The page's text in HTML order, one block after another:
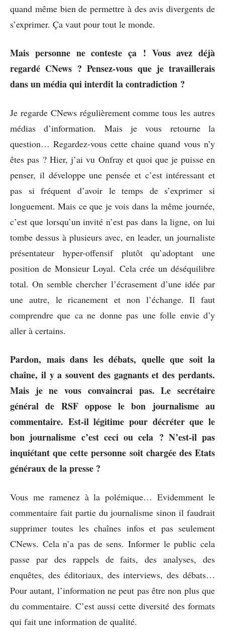
quand même bien de permettre à des avis divergents de
s’exprimer. Ça vaut pour tout le monde.
Mais personne ne conteste ça ! Vous avez déjà
regardé CNews ? Pensez-vous que je travaillerais
dans un média qui interdit la contradiction ?
Je regarde CNews régulièrement comme tous les autres
médias d’information. Mais je vous retourne la
question… Regardez-vous cette chaine quand vous n’y
êtes pas ? Hier, j’ai vu Onfray et quoi que je puisse en
penser, il développe une pensée et c’est intéressant et
pas si fréquent d’avoir le temps de s’exprimer si
longuement. Mais ce que je vois dans la même journée,
c’est que lorsqu’un invité n’est pas dans la ligne, on lui
tombe dessus à plusieurs avec, en leader, un journaliste
présentateur hyper-offensif plutôt qu’adoptant une
position de Monsieur Loyal. Cela crée un déséquilibre
total. On semble chercher l’écrasement d’une idée par
une autre, le ricanement et non l’échange. Il faut
comprendre que ca ne donne pas une folle envie d’y
aller à certains.
Pardon, mais dans les débats, quelle que soit la
chaîne, il y a souvent des gagnants et des perdants.
Mais je ne vous convaincrai pas. Le secrétaire
général de RSF oppose le bon journalisme au
commentaire. Est-il légitime pour décréter que le
bon journalisme c’est ceci ou cela ? N’est-il pas
inquiétant que cette personne soit chargée des Etats
généraux de la presse ?
Vous me ramenez à la polémique… Evidemment le
commentaire fait partie du journalisme sinon il faudrait
supprimer toutes les chaînes infos et pas seulement
CNews. Cela n’a pas de sens. Informer le public cela
passe par des rappels de faits, des analyses, des
enquêtes, des éditoriaux, des interviews, des débats…
Pour autant, l’information ne peut pas être non plus que
du commentaire. C’est aussi cette diversité des formats
qui fait une information de qualité.